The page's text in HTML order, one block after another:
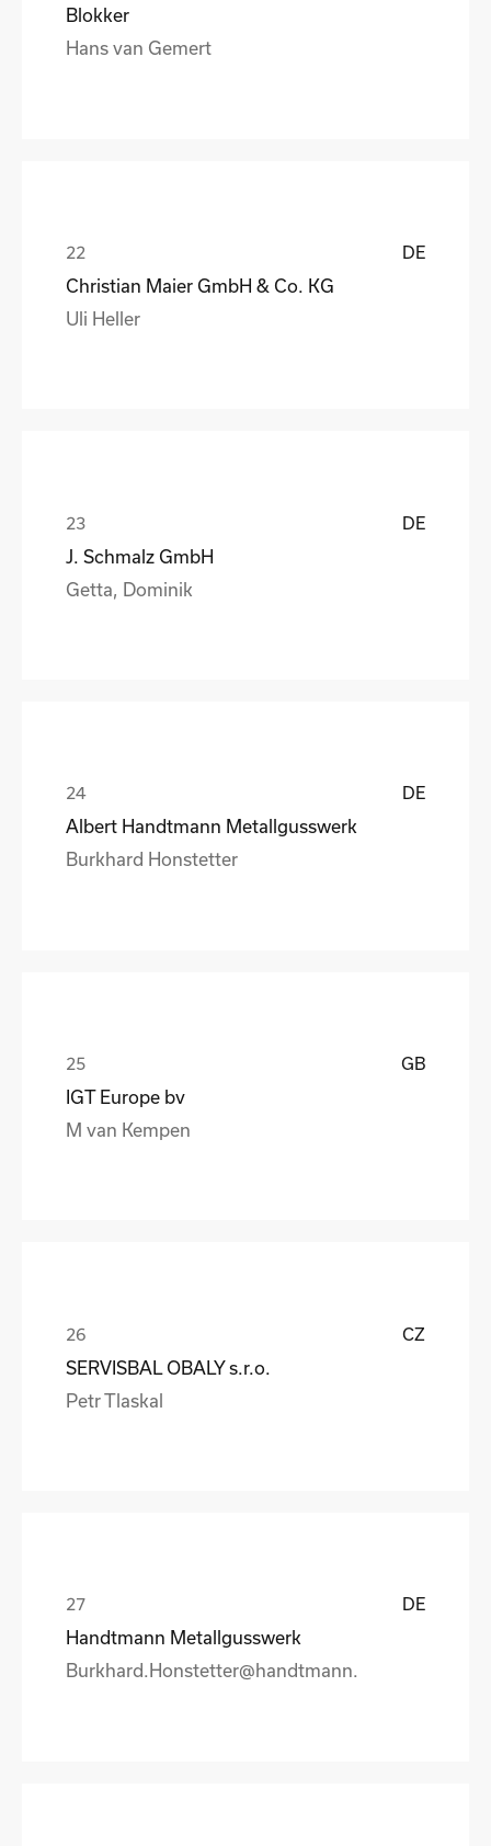
Blokker
Hans van Gemert
DE
Christian Maier GmbH & Co. KG
Uli Heller
DE
J. Schmalz GmbH
Getta, Dominik
DE
Albert Handtmann Metallgusswerk
Burkhard Honstetter
GB
IGT Europe bv
M van Kempen
CZ
SERVISBAL OBALY s.r.o.
Petr Tlaskal
DE
Handtmann Metallgusswerk
Burkhard.Honstetter@handtmann.